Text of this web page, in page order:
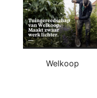
Welkoop